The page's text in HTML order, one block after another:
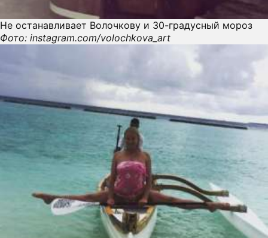
Не останавливает Волочкову и 30-градусный мороз
Фото: instagram.com/volochkova_art